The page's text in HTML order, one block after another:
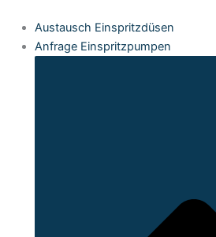
Austausch Einspritzdüsen
Anfrage Einspritzpumpen